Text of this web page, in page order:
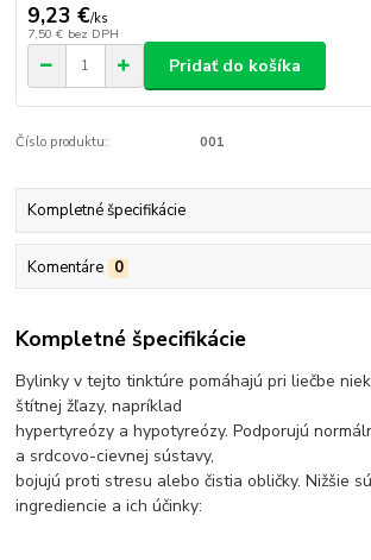
9,23 €/ks
7,50 € bez DPH
Pridať do košíka
Číslo produktu: 001
Kompletné špecifikácie
Komentáre 0
Kompletné špecifikácie
Bylinky v tejto tinktúre pomáhajú pri liečbe
štítnej žľazy, napríklad
hypertyreózy a hypotyreózy. Podporujú
a srdcovo-cievnej sústavy,
bojujú proti stresu alebo čistia obličky. Nižšie
ingrediencie a ich účinky: